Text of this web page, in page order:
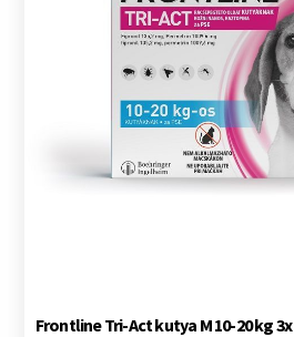
Frontline Tri-Act kutya M 10-20 kg 3x